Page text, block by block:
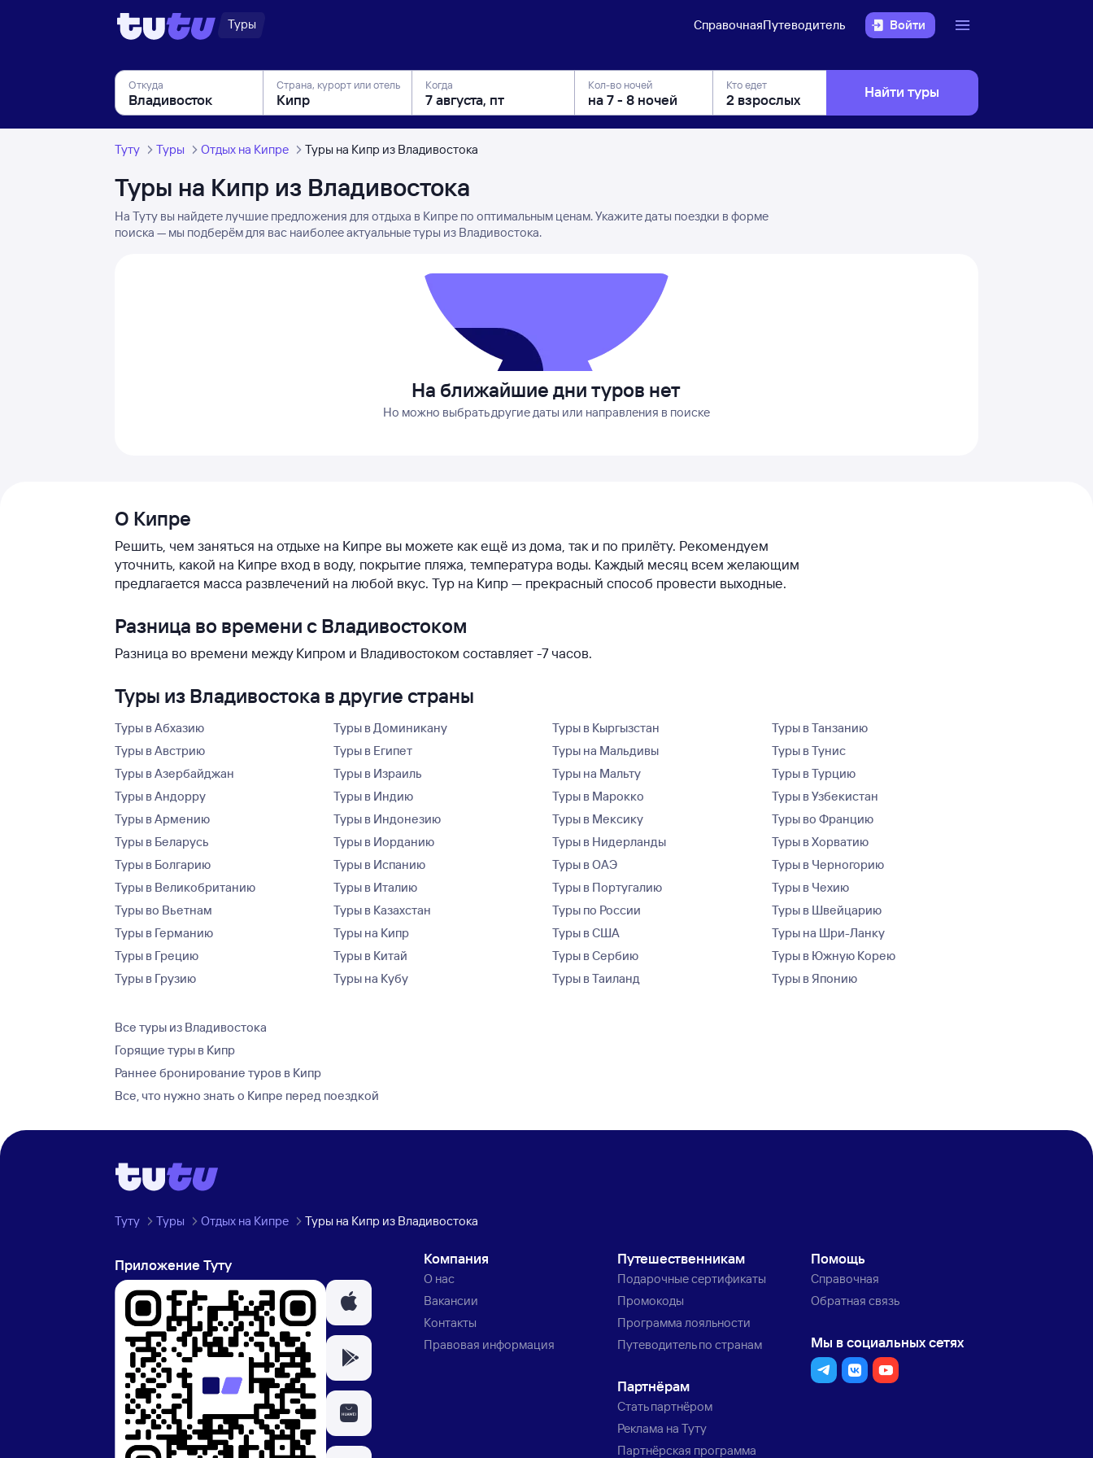
Туры СправочнаяПутеводитель Войти
Откуда Страна, курорт или отель Когда Кол-во ночей Кто едет Найти туры
Туту Туры Отдых на Кипре Туры на Кипр из Владивостока
Туры на Кипр из Владивостока
На Туту вы найдете лучшие предложения для отдыха в Кипре по оптимальным ценам. Укажите даты поездки в форме
поиска — мы подберём для вас наиболее актуальные туры из Владивостока.
На ближайшие дни туров нет
Но можно выбрать другие даты или направления в поиске
О Кипре
Решить, чем заняться на отдыхе на Кипре вы можете как ещё из дома, так и по прилёту. Рекомендуем
уточнить, какой на Кипре вход в воду, покрытие пляжа, температура воды. Каждый месяц всем желающим
предлагается масса развлечений на любой вкус. Тур на Кипр — прекрасный способ провести выходные.
Разница во времени с Владивостоком
Разница во времени между Кипром и Владивостоком составляет -7 часов.
Туры из Владивостока в другие страны
Туры в Абхазию
Туры в Австрию
Туры в Азербайджан
Туры в Андорру
Туры в Армению
Туры в Беларусь
Туры в Болгарию
Туры в Великобританию
Туры во Вьетнам
Туры в Германию
Туры в Грецию
Туры в Грузию
Туры в Доминикану
Туры в Египет
Туры в Израиль
Туры в Индию
Туры в Индонезию
Туры в Иорданию
Туры в Испанию
Туры в Италию
Туры в Казахстан
Туры на Кипр
Туры в Китай
Туры на Кубу
Туры в Кыргызстан
Туры на Мальдивы
Туры на Мальту
Туры в Марокко
Туры в Мексику
Туры в Нидерланды
Туры в ОАЭ
Туры в Португалию
Туры по России
Туры в США
Туры в Сербию
Туры в Таиланд
Туры в Танзанию
Туры в Тунис
Туры в Турцию
Туры в Узбекистан
Туры во Францию
Туры в Хорватию
Туры в Черногорию
Туры в Чехию
Туры в Швейцарию
Туры на Шри-Ланку
Туры в Южную Корею
Туры в Японию
Все туры из Владивостока
Горящие туры в Кипр
Раннее бронирование туров в Кипр
Все, что нужно знать о Кипре перед поездкой
Туту Туры Отдых на Кипре Туры на Кипр из Владивостока
Приложение Туту Компания
О нас
Вакансии
Контакты
Правовая информация
Путешественникам
Подарочные сертификаты
Промокоды
Программа лояльности
Путеводитель по странам
Партнёрам
Стать партнёром
Реклама на Туту
Партнёрская программа
Помощь
Справочная
Обратная связь
Мы в социальных сетях